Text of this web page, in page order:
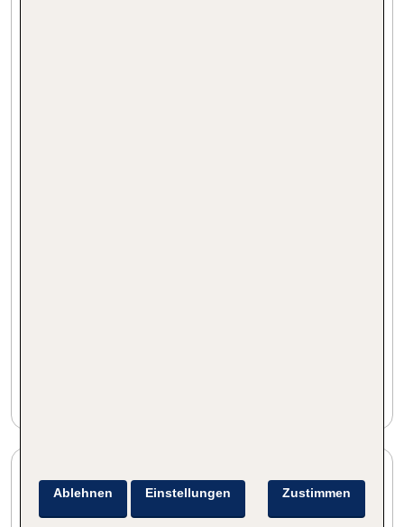
Zustimmen
Ablehnen Einstellungen